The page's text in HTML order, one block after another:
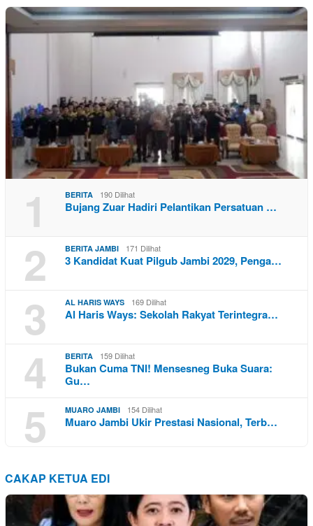
1 BERITA 190 Dilihat
Bujang Zuar Hadiri Pelantikan Persatuan …
2 BERITA JAMBI 171 Dilihat
3 Kandidat Kuat Pilgub Jambi 2029, Penga…
3 AL HARIS WAYS 169 Dilihat
Al Haris Ways: Sekolah Rakyat Terintegra…
4 BERITA 159 Dilihat
Bukan Cuma TNI! Mensesneg Buka Suara:
Gu…
5 MUARO JAMBI 154 Dilihat
Muaro Jambi Ukir Prestasi Nasional, Terb…
CAKAP KETUA EDI